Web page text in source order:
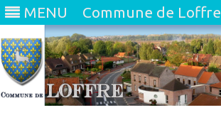
MENU Commune de Loffre